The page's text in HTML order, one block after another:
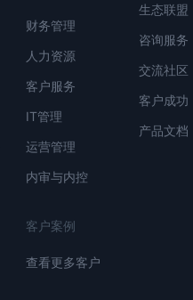
财务管理
人力资源
客户服务
IT管理
运营管理
内审与内控
客户案例
查看更多客户
生态联盟
咨询服务
交流社区
客户成功
产品文档